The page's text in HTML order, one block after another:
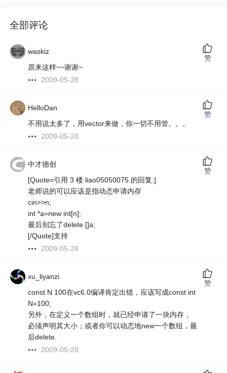
全部评论
waskiz
原来这样~~谢谢~
2009-05-28
赞
HelloDan
不用说太多了，用vector来做，你一切不用管。。。
2009-05-28
赞
中才德创
[Quote=引用 3 楼 liao05050075 的回复:]
老师说的可以应该是指动态申请内存
cin>>n;
int *a=new int[n];
最后别忘了delete []a;
[/Quote]支持
2009-05-28
赞
xu_liyanzi
const N 100在vc6.0编译肯定出错，应该写成const int
N=100;
另外，在定义一个数组时，就已经申请了一块内存，
必须声明其大小；或者你可以动态地new一个数组，最
后delete.
2009-05-28
赞